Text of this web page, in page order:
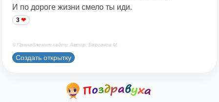
И по дороге жизни смело ты иди.
3
© Принадлежит сайту. Автор: Берсанов М.
Создать открытку